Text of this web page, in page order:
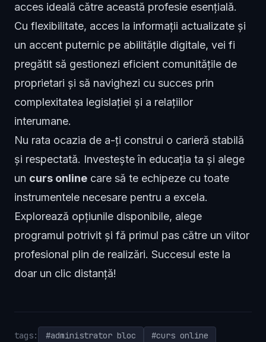
acces ideală către această profesie esențială.
Cu flexibilitate, acces la informații actualizate și
un accent puternic pe abilitățile digitale, vei fi
pregătit să gestionezi eficient comunitățile de
proprietari și să navighezi cu succes prin
complexitatea legislației și a relațiilor
interumane.
Nu rata ocazia de a-ți construi o carieră stabilă
și respectată. Investește în educația ta și alege
un curs online care să te echipeze cu toate
instrumentele necesare pentru a excela.
Explorează opțiunile disponibile, alege
programul potrivit și fă primul pas către un viitor
profesional plin de realizări. Succesul este la
doar un clic distanță!
tags: #administrator bloc
#curs online